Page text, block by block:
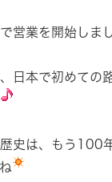
営業を開始しま
日本で初めての
史は、もう100